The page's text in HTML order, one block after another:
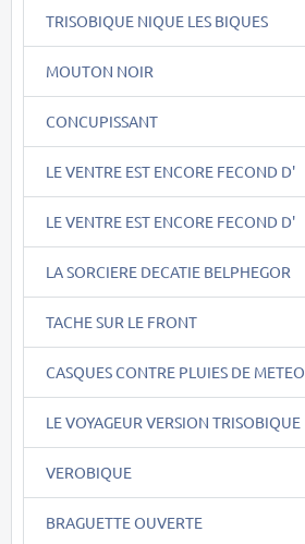
TRISOBIQUE NIQUE LES BIQUES
MOUTON NOIR
CONCUPISSANT
LE VENTRE EST ENCORE FECOND D'
LE VENTRE EST ENCORE FECOND D'
LA SORCIERE DECATIE BELPHEGOR
TACHE SUR LE FRONT
CASQUES CONTRE PLUIES DE METEO
LE VOYAGEUR VERSION TRISOBIQUE
VEROBIQUE
BRAGUETTE OUVERTE